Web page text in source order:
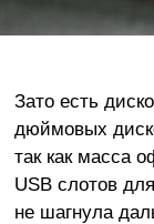
Зато есть
дюймовых
так как масса
USB слотов
не шагнула